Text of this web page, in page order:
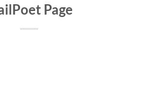
Page